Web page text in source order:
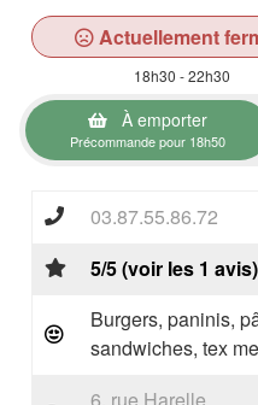
Actuellement
18h30 - 22h30
À emporter
Précommande pour 18h50
03.87.55.86.72
5/5 (voir les 1 avis)
Burgers, paninis,
sandwiches, tex